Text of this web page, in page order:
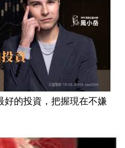
好的投資，把握現在不嫌